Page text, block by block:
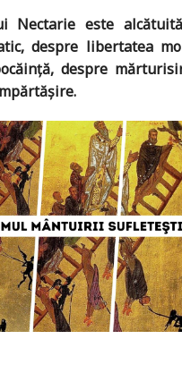
Nectarie este
despre libertatea
despre